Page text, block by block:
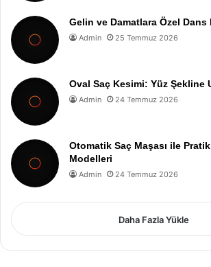
Gelin ve Damatlara Özel Dans
Admin 25 Temmuz 2026
Oval Saç Kesimi: Yüz Şekline
Admin 24 Temmuz 2026
Otomatik Saç Maşası ile Pratik
Modelleri
Admin 24 Temmuz 2026
Daha Fazla Yükle